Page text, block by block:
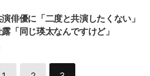
俳優に「二度と共演したくない」
「同じ瑛太なんですけど」